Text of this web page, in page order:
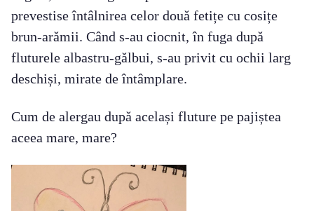
prevestise întâlnirea celor două fetițe cu cosițe
brun-arămii. Când s-au ciocnit, în fuga după
fluturele albastru-gălbui, s-au privit cu ochii larg
deschiși, mirate de întâmplare.
Cum de alergau după același fluture pe pajiștea
aceea mare, mare?